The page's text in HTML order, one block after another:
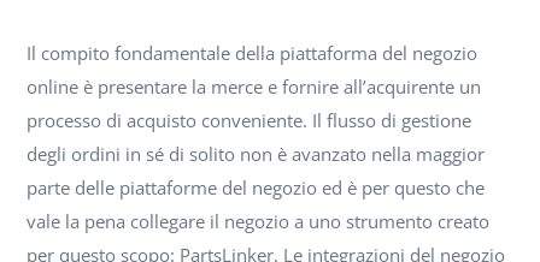
Il compito fondamentale della piattaforma del negozio
online è presentare la merce e fornire all’acquirente un
processo di acquisto conveniente. Il flusso di gestione
degli ordini in sé di solito non è avanzato nella maggior
parte delle piattaforme del negozio ed è per questo che
vale la pena collegare il negozio a uno strumento creato
per questo scopo: PartsLinker. Le integrazioni del negozio